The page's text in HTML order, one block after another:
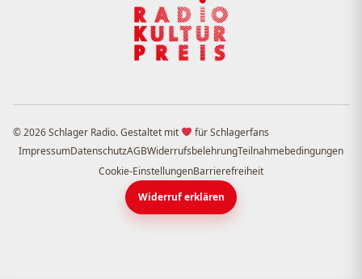
© 2026 Schlager Radio. Gestaltet mit
für Schlagerfans
ImpressumDatenschutzAGBWiderrufsbelehrungTeilnahmebedingungen
Cookie-EinstellungenBarrierefreiheit
Widerruf erklären